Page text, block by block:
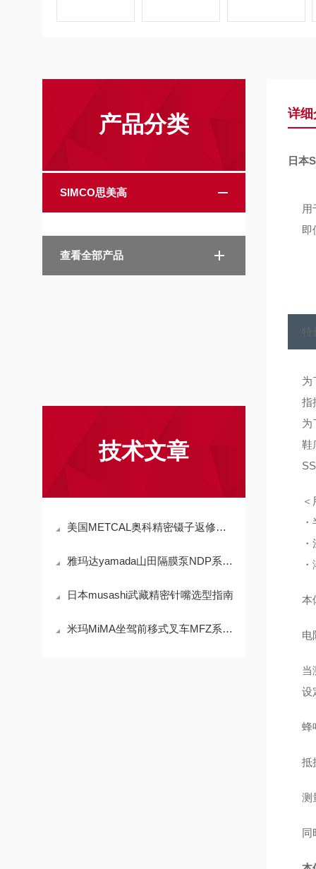
产品分类
SIMCO思美高
查看全部产品
技术文章
美国METCAL奥科精密镊子返修系统MX-500SPT的技术参数
雅玛达yamada山田隔膜泵NDP系列40及以上技术参数
日本musashi武藏精密针嘴选型指南
米玛MiMA坐驾前移式叉车MFZ系列技术参数
详细
日本
用
即
特
为
指
为
鞋
本
电
当
设
蜂
抵
测
同